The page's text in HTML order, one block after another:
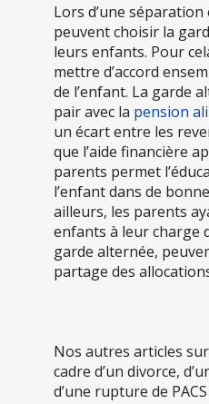
Lors d’une
peuvent choisir la
leurs enfants. Pour
mettre d’accord
de l’enfant. La garde
pair avec la pension
un écart entre les
que l’aide financière
parents permet
l’enfant dans de
ailleurs, les parents
enfants à leur charge
garde alternée,
partage des
Nos autres articles
cadre d’un divorce,
d’une rupture de PACS